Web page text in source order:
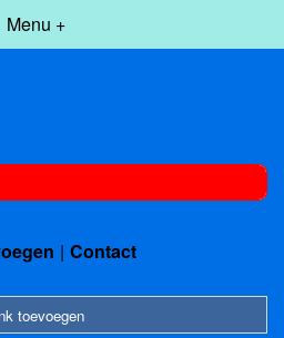
Menu +
Contact
toevoegen